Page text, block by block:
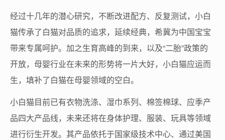
经过十几年的潜心研究，不断改进配方、反复测试，小白
猫传承了白猫对品质的追求，延续经典，希冀为中国宝宝
带来专属呵护。加之生育高峰的到来，以及“二胎”政策的
开放，母婴行业在未来的形势将一片大好，小白猫应运而
生，填补了白猫在母婴领域的空白。
小白猫目前已有衣物洗涤、湿巾系列、棉签棉球、应季产
品四大产品线，未来还将在身体护理、服装、玩具等领域
进行衍生开发。其产品依托于国家级技术中心、通过美国